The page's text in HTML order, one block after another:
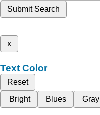
Submit Search
x
Text Color
Reset
Bright
Blues Gray